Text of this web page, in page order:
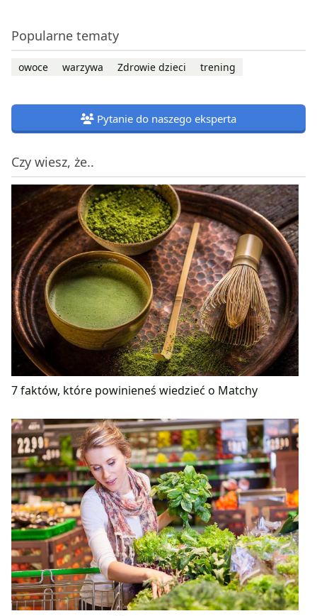
Popularne tematy
owoce warzywa Zdrowie dzieci trening
Pytanie do naszego eksperta
Czy wiesz, że..
7 faktów, które powinieneś wiedzieć o Matchy